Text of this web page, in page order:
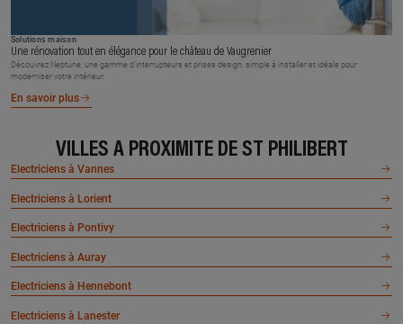
Solutions maison
Une rénovation tout en élégance pour le château de Vaugrenier
Découvrez Neptune, une gamme d’interrupteurs et prises design, simple à installer et idéale pour
moderniser votre intérieur.
En savoir plus
VILLES À PROXIMITÉ DE ST PHILIBERT
Electriciens à Vannes
Electriciens à Lorient
Electriciens à Pontivy
Electriciens à Auray
Electriciens à Hennebont
Electriciens à Lanester